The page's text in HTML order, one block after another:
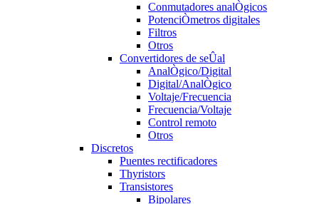
Conmutadores analÒgicos
PotenciÒmetros digitales
Filtros
Otros
Convertidores de seÛal
AnalÒgico/Digital
Digital/AnalÒgico
Voltaje/Frecuencia
Frecuencia/Voltaje
Control remoto
Otros
Discretos
Puentes rectificadores
Thyristors
Transistores
Bipolares